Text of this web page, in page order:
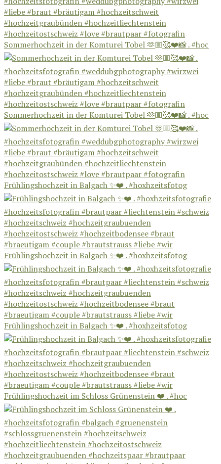
Sommerhochzeit in der Komturei Tobel 🫶🏼🥰❤️📸 . #hoc
Sommerhochzeit in der Komturei Tobel 🫶🏼🥰❤️📸 . #hoc
Frühlingshochzeit in Balgach ✨❤️ . #hoxhzeitsfotog
Frühlingshochzeit in Balgach ✨❤️ . #hoxhzeitsfotog
Frühlingshochzeit in Balgach ✨❤️ . #hoxhzeitsfotog
Frühlingshochzeit im Schloss Grünenstein ❤️ . #hoc